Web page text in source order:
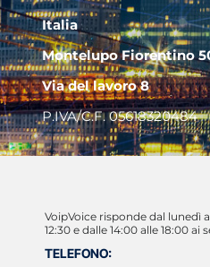
Italia
Montelupo Fiorentino
Via del lavoro 8
P.IVA/C.F. 05618320484
VoipVoice risponde dal lunedì
12:30 e dalle 14:00 alle 18:00 ai
TELEFONO: